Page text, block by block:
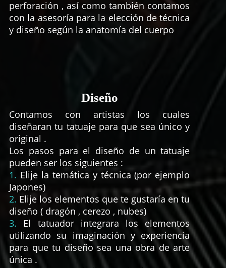
perforación , así como también contamos
con la asesoría para la elección de técnica
y diseño según la anatomía del cuerpo
Diseño
Contamos con artistas los cuales
diseñaran tu tatuaje para que sea único y
original .
Los pasos para el diseño de un tatuaje
pueden ser los siguientes :
1. Elije la temática y técnica (por ejemplo
Japones)
2. Elije los elementos que te gustaría en tu
diseño ( dragón , cerezo , nubes)
3. El tatuador integrara los elementos
utilizando su imaginación y experiencia
para que tu diseño sea una obra de arte
única .